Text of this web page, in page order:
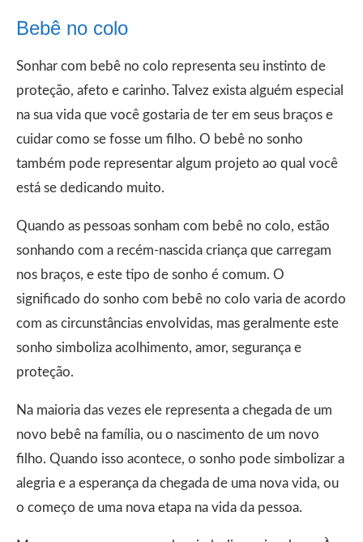
Bebê no colo
Sonhar com bebê no colo representa seu instinto de
proteção, afeto e carinho. Talvez exista alguém especial
na sua vida que você gostaria de ter em seus braços e
cuidar como se fosse um filho. O bebê no sonho
também pode representar algum projeto ao qual você
está se dedicando muito.
Quando as pessoas sonham com bebê no colo, estão
sonhando com a recém-nascida criança que carregam
nos braços, e este tipo de sonho é comum. O
significado do sonho com bebê no colo varia de acordo
com as circunstâncias envolvidas, mas geralmente este
sonho simboliza acolhimento, amor, segurança e
proteção.
Na maioria das vezes ele representa a chegada de um
novo bebê na família, ou o nascimento de um novo
filho. Quando isso acontece, o sonho pode simbolizar a
alegria e a esperança da chegada de uma nova vida, ou
o começo de uma nova etapa na vida da pessoa.